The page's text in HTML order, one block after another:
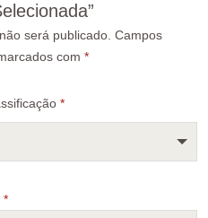
será publicado. Campos
com *
*
*